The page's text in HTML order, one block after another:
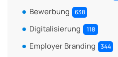
Bewerbung 638
Digitalisierung 118
Employer Branding 344